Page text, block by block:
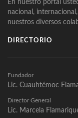
En nuestro portal
nacional,
nuestros diversos
DIRECTORIO
Fundador
Lic. Cuauhtémoc
Director General
Lic. Marcela